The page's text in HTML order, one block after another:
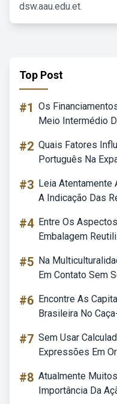
dsw.aau.edu.et.
Top Post
#1 Os
Meio Intermédio
#2 Quais Fatores
Português Na
#3 Leia Atentamente
A Indicação Das
#4 Entre Os
Embalagem
#5 Na
Em Contato Sem
#6 Encontre As
Brasileira No
#7 Sem Usar
Expressões Em
#8 Atualmente
Importância Da